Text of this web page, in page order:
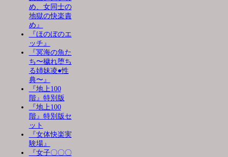
め、女同士の
地獄の快楽責
め』
『ほのぼのエ
ッチ』
『冥海の魚た
ち〜穢れ堕ち
る姉妹凌●性
典〜』
『地上100
階』特別版
『地上100
階』特別版セ
ット
『女体快楽実
験場』
『女子〇〇〇